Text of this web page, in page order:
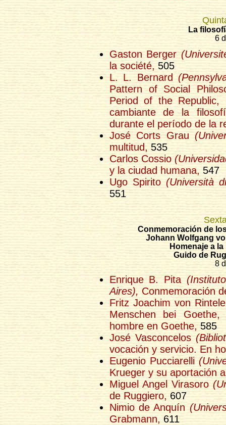
La
6
Gaston Berger
la société, 505
L. L. Bernard
Pattern of Social
Period of the Republic,
cambiante de la
durante el período de la
José Corts Grau
multitud, 535
Carlos Cossio
y la ciudad humana, 547
Ugo Spirito (Università
551
Conmemoración de
Johann Wolfgang
Homenaje a
Guido de
8
Enrique B. Pita
Aires), Conmemoración
Fritz Joachim von
Menschen bei
hombre en Goethe,585
José Vasconcelos
vocación y servicio. En
Eugenio Pucciarelli
Krueger y su aportación
Miguel Angel Virasoro
de Ruggiero, 607
Nimio de Anquín
Grabmann, 611